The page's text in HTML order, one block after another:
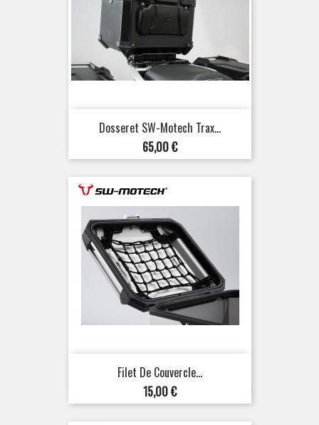
Dosseret SW-Motech Trax...
Prix
65,00 €
Filet De Couvercle...
Prix
15,00 €